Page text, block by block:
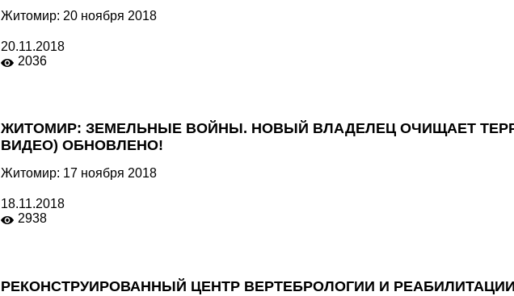
Житомир: 20 ноября 2018
20.11.2018
2036
ЖИТОМИР: ЗЕМЕЛЬНЫЕ ВОЙНЫ. НОВЫЙ ВЛАДЕЛЕЦ ОЧИЩАЕТ
ВИДЕО) ОБНОВЛЕНО!
Житомир: 17 ноября 2018
18.11.2018
2938
РЕКОНСТРУИРОВАННЫЙ ЦЕНТР ВЕРТЕБРОЛОГИИ И